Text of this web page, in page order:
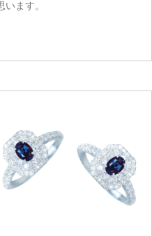
います。